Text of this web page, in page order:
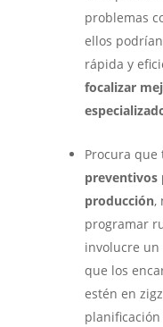
problemas
ellos
rápida y
focalizar
Procura que
preventivos
producción,
programar
involucre
que los
estén en